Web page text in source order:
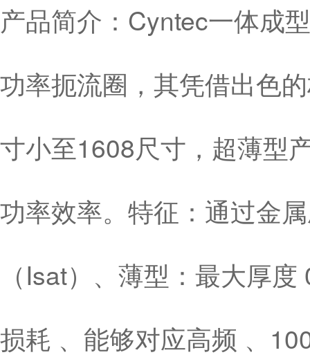
产品简介：Cyntec一体成
功率扼流圈，其凭借出色
寸小至1608尺寸，超薄型
功率效率。特征：通过金
（Isat）、薄型：最大厚
损耗 、能够对应高频 、